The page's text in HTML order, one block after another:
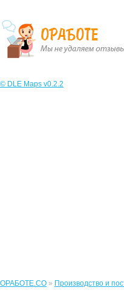
© DLE Maps v0.2.2
ОРАБОТЕ.CO » Производство и